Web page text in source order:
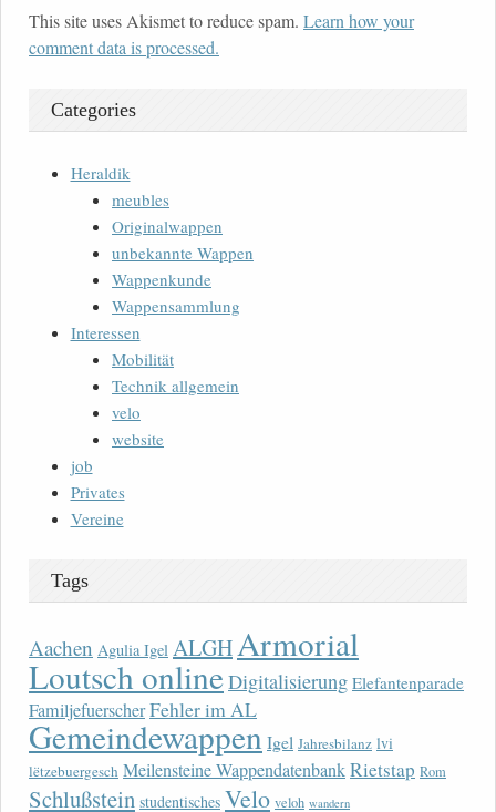
This site uses Akismet to reduce spam. Learn how your
comment data is processed.
Categories
Heraldik
meubles
Originalwappen
unbekannte Wappen
Wappenkunde
Wappensammlung
Interessen
Mobilität
Technik allgemein
velo
website
job
Privates
Vereine
Tags
Aachen Agulia Igel ALGHArmorial
Loutsch onlineDigitalisierung Elefantenparade
FamiljefuerscherFehler im AL
Gemeindewappen Igel Jahresbilanz lvi
lëtzebuergesch Meilensteine WappendatenbankRietstap Rom
Schlußstein studentisches Velo veloh wandern